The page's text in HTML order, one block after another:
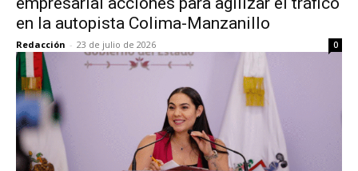
en la autopista Colima-Manzanillo
Redacción - 23 de julio de 2026 0